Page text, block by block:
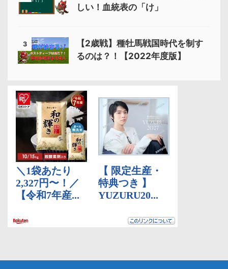
しい！血統表の「け」
3
【2歳戦】種牡馬戦国時代を制す
るのは？！【2022年度版】